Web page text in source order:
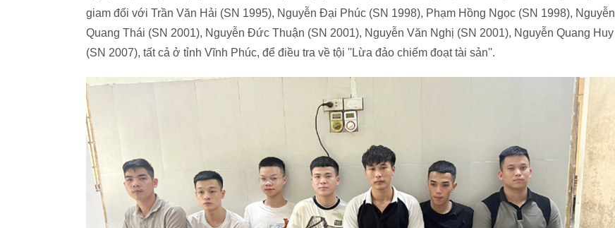
giam đối với Trần Văn Hải (SN 1995), Nguyễn Đại Phúc (SN 1998), Phạm Hồng Ngọc (SN 1998), Nguyễn
Quang Thái (SN 2001), Nguyễn Đức Thuận (SN 2001), Nguyễn Văn Nghị (SN 2001), Nguyễn Quang Huy
(SN 2007), tất cả ở tỉnh Vĩnh Phúc, để điều tra về tội ''Lừa đảo chiếm đoạt tài sản''.